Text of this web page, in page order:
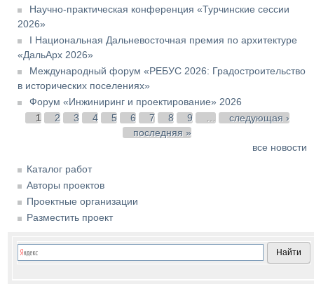
Научно-практическая конференция «Турчинские сессии
2026»
I Национальная Дальневосточная премия по архитектуре
«ДальАрх 2026»
Международный форум «РЕБУС 2026: Градостроительство
в исторических поселениях»
Форум «Инжиниринг и проектирование» 2026
Страницы
1 2 3 4 5 6 7 8 9 …
следующая ›
последняя »
все новости
Каталог работ
Авторы проектов
Проектные организации
Разместить проект